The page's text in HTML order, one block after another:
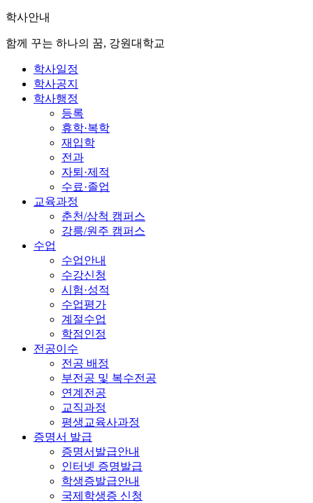
학사안내
함께 꾸는 하나의 꿈, 강원대학교
학사일정
학사공지
학사행정
등록
휴학·복학
재입학
전과
자퇴·제적
수료·졸업
교육과정
춘천/삼척 캠퍼스
강릉/원주 캠퍼스
수업
수업안내
수강신청
시험·성적
수업평가
계절수업
학점인정
전공이수
전공 배정
부전공 및 복수전공
연계전공
교직과정
평생교육사과정
증명서 발급
증명서발급안내
인터넷 증명발급
학생증발급안내
국제학생증 신청